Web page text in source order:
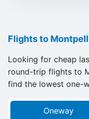
Flights to
Looking for cheap
round-trip flights to
find the lowest one-
Oneway